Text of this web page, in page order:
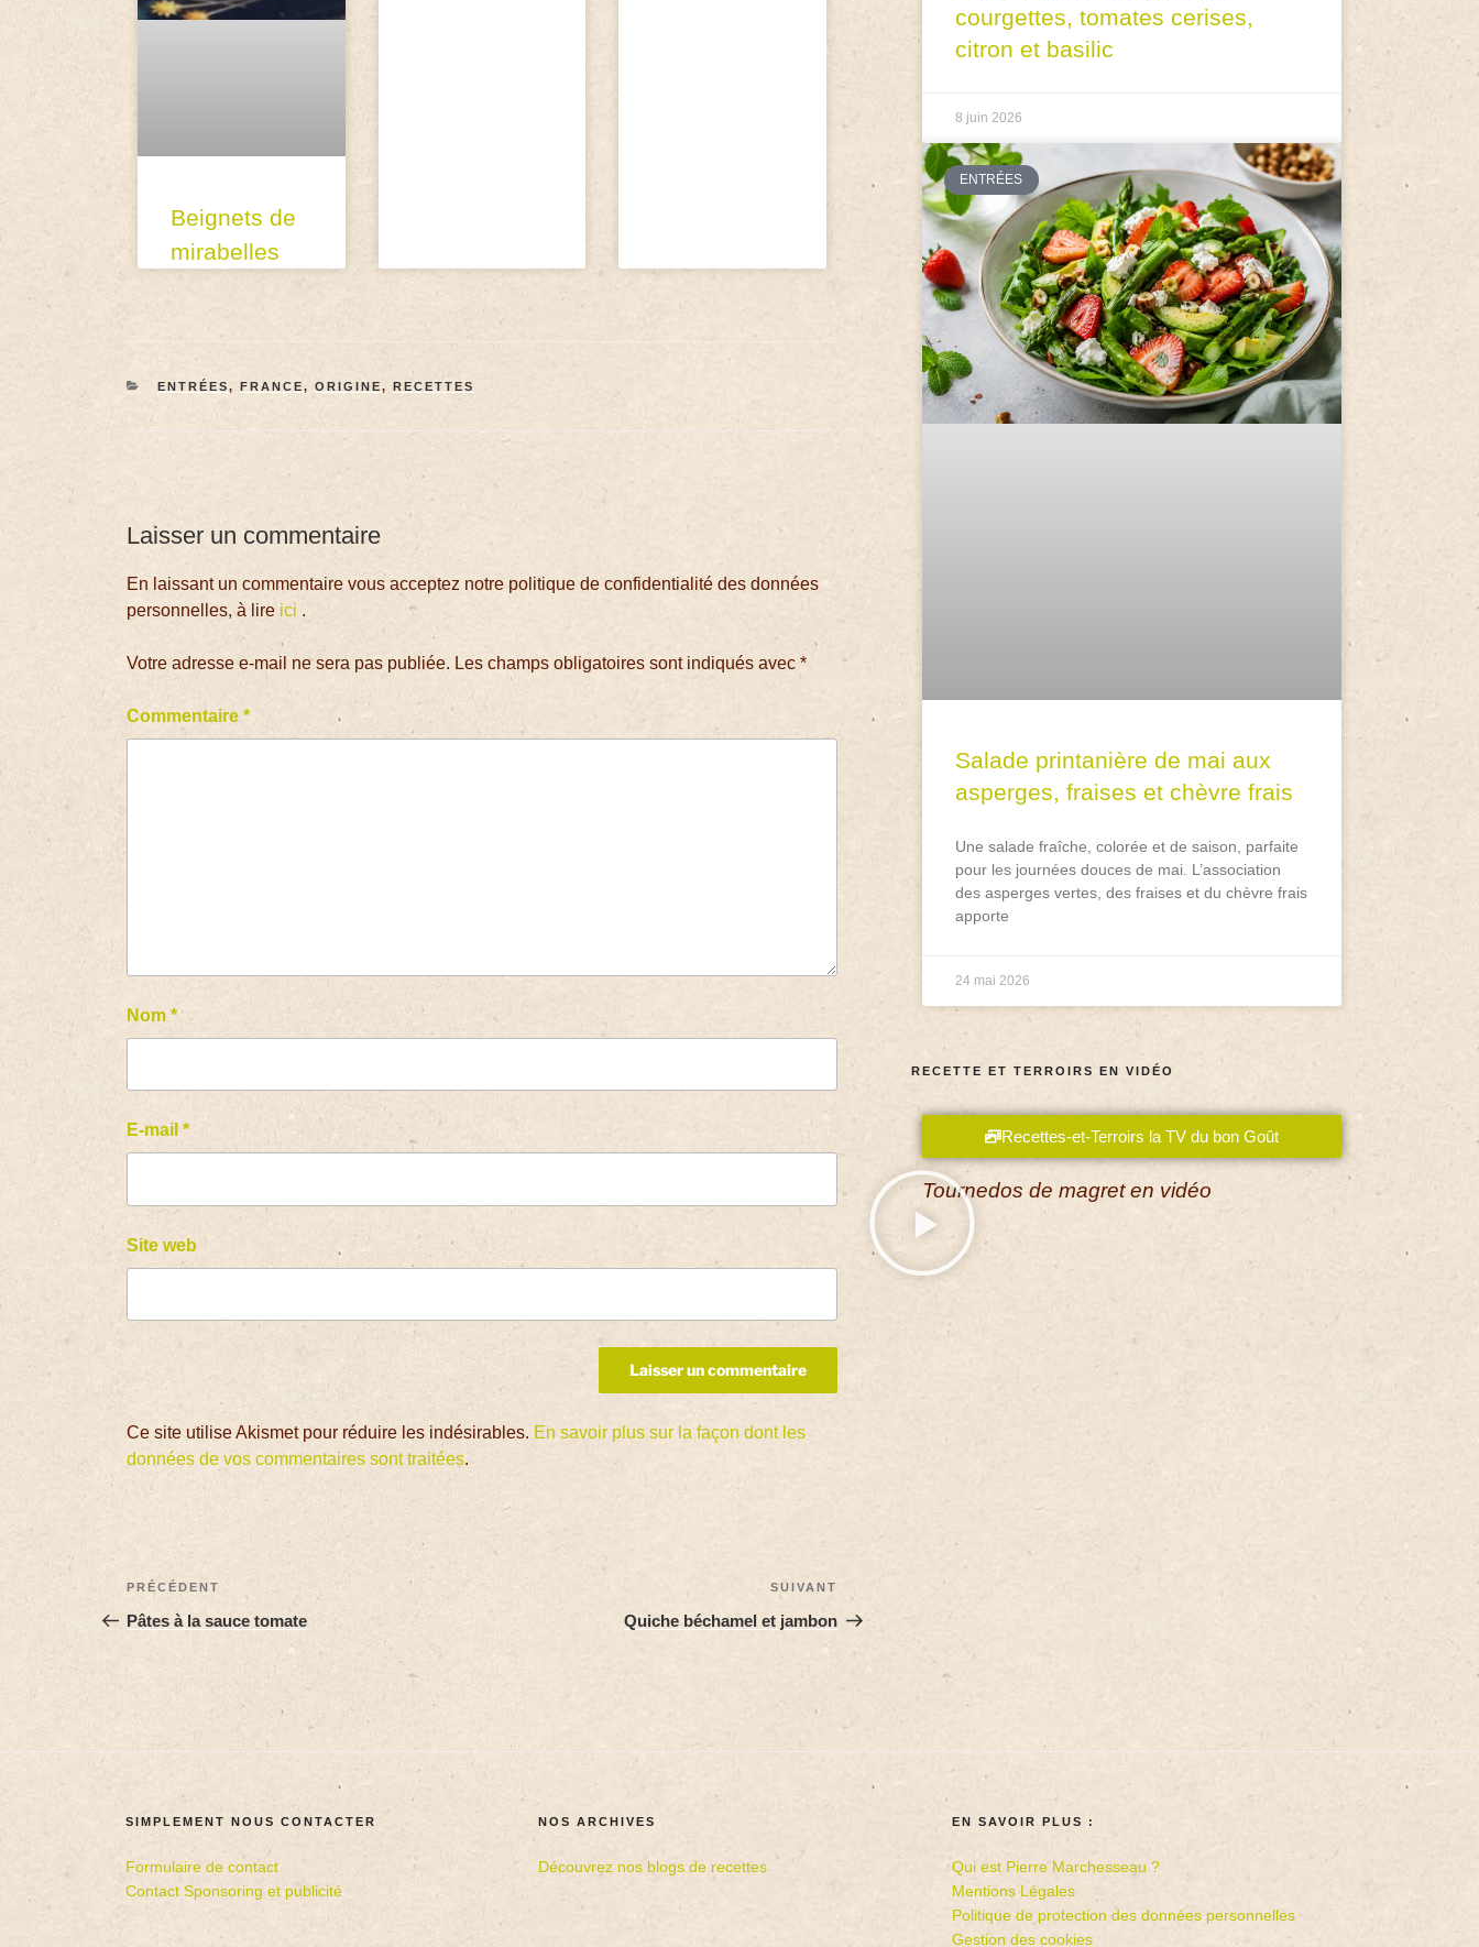
Beignets de
mirabelles
ENTRÉES, FRANCE, ORIGINE, RECETTES
Laisser un commentaire
En laissant un commentaire vous acceptez notre politique de confidentialité des données
personnelles, à lire ici .
Votre adresse e-mail ne sera pas publiée. Les champs obligatoires sont indiqués avec*
Commentaire*
Nom*
E-mail*
Site web
Ce site utilise Akismet pour réduire les indésirables. En savoir plus sur la façon dont les
données de vos commentaires sont traitées.
PRÉCÉDENT
Pâtes à la sauce tomate
SUIVANT
Quiche béchamel et jambon
courgettes, tomates cerises,
citron et basilic
8 juin 2026
ENTRÉES
Salade printanière de mai aux
asperges, fraises et chèvre frais
Une salade fraîche, colorée et de saison, parfaite
pour les journées douces de mai. L’association
des asperges vertes, des fraises et du chèvre frais
apporte
24 mai 2026
RECETTE ET TERROIRS EN VIDÉO
Recettes-et-Terroirs la TV du bon Goût
Tournedos de magret en vidéo
SIMPLEMENT NOUS CONTACTER
Formulaire de contact
Contact Sponsoring et publicité
NOS ARCHIVES
Découvrez nos blogs de recettes
EN SAVOIR PLUS :
Qui est Pierre Marchesseau ?
Mentions Légales
Politique de protection des données personnelles
Gestion des cookies